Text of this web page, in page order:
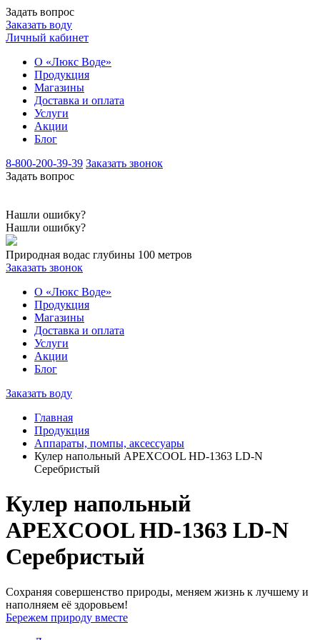
Задать вопрос
Заказать воду
Личный кабинет
О «Люкс Воде»
Продукция
Магазины
Доставка и оплата
Услуги
Акции
Блог
8-800-200-39-39 Заказать звонок
Задать вопрос
Нашли ошибку?
Нашли ошибку?
Природная водас глубины 100 метров
Заказать звонок
О «Люкс Воде»
Продукция
Магазины
Доставка и оплата
Услуги
Акции
Блог
Заказать воду
Главная
Продукция
Аппараты, помпы, аксессуары
Кулер напольный APEXCOOL HD-1363 LD-N
Серебристый
Кулер напольный
APEXCOOL HD-1363 LD-N
Серебристый
Сохраняя совершенство природы, меняем жизнь к лучшему и
наполняем её здоровьем!
Бережем природу вместе